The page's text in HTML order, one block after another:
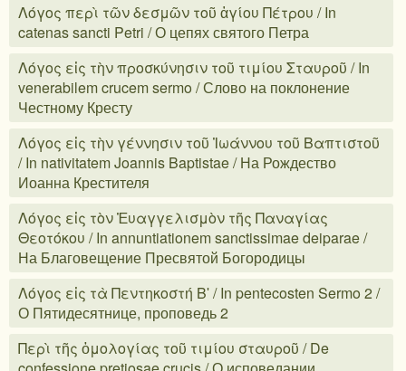
Λόγος περὶ τῶν δεσμῶν τοῦ ἁγίου Πέτρου / In
catenas sancti Petri / О цепях святого Петра
Λόγος εἰς τὴν προσκύνησιν τοῦ τιμίου Σταυροῦ / In
venerabilem crucem sermo / Слово на поклонение
Честному Кресту
Λόγος εἰς τὴν γέννησιν τοῦ Ἰωάννου τοῦ Βαπτιστοῦ
/ In nativitatem Joannis Baptistae / На Рождество
Иоанна Крестителя
Λόγος εἰς τὸν Ἐυαγγελισμὸν τῆς Παναγίας
Θεοτόκου / In annuntiationem sanctissimae deiparae /
На Благовещение Пресвятой Богородицы
Λόγος εἰς τὰ Πεντηκοστή Βʹ / In pentecosten Sermo 2 /
О Пятидесятнице, проповедь 2
Περὶ τῆς ὁμολογίας τοῦ τιμίου σταυροῦ / De